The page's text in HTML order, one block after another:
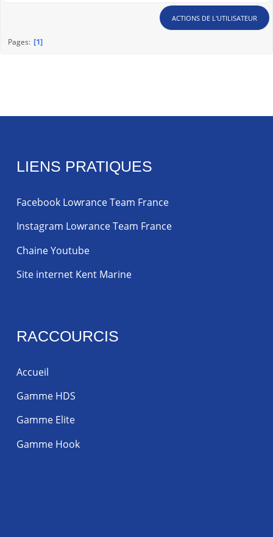
ACTIONS DE L'UTILISATEUR
Pages 1
LIENS PRATIQUES
Facebook Lowrance Team France
Instagram Lowrance Team France
Chaine Youtube
Site internet Kent Marine
RACCOURCIS
Accueil
Gamme HDS
Gamme Elite
Gamme Hook